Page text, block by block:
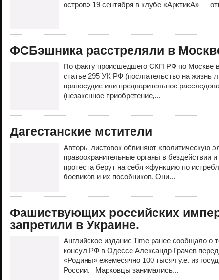
остров» 19 сентября в клубе «АрктикА» —
ФСБэшника расстреляли в
По факту происшедшего СКП РФ по Москве
статье 295 УК РФ (посягательство на жизнь
правосудие или предварительное
(незаконное приобретение,...
Дагестанские мстители
Авторы листовок обвиняют «политическую
правоохранительные органы в бездействии
протеста берут на себя «функцию по
боевиков и их пособников. Они...
Фашиствующих российских
запретили в Украине.
Английское издание Time ранее сообщало о
консул РФ в Одессе Александр Грачев
«Родины» ежемесячно 100 тысяч у.е. из
России. Марковцы занимались...